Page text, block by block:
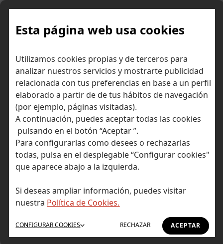
Esta página web usa cookies
Utilizamos cookies propias y de terceros para
analizar nuestros servicios y mostrarte publicidad
relacionada con tus preferencias en base a un perfil
elaborado a partir de de tus hábitos de navegación
(por ejemplo, páginas visitadas).
A continuación, puedes aceptar todas las cookies
pulsando en el botón “Aceptar ”.
Para configurarlas como desees o rechazarlas
todas, pulsa en el desplegable “Configurar cookies"
que aparece abajo a la izquierda.
Si deseas ampliar información, puedes visitar
nuestra Política de Cookies.
ACEPTAR
RECHAZAR
CONFIGURARCOOKIES
Skip
Inicio Diccionario económico
Carteras modelo, ¿qué son y
por qué te pueden ayudar en tu inversión?